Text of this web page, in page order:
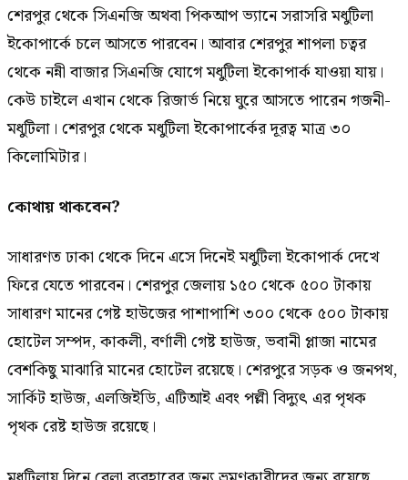
শেরপুর থেকে সিএনজি অথবা পিকআপ ভ্যানে সরাসরি মধুটিলা
ইকোপার্কে চলে আসতে পারবেন। আবার শেরপুর শাপলা চত্বর
থেকে নন্নী বাজার সিএনজি যোগে মধুটিলা ইকোপার্ক যাওয়া যায়।
কেউ চাইলে এখান থেকে রিজার্ভ নিয়ে ঘুরে আসতে পারেন গজনী-
মধুটিলা। শেরপুর থেকে মধুটিলা ইকোপার্কের দূরত্ব মাত্র ৩০
কিলোমিটার।
কোথায় থাকবেন?
সাধারণত ঢাকা থেকে দিনে এসে দিনেই মধুটিলা ইকোপার্ক দেখে
ফিরে যেতে পারবেন। শেরপুর জেলায় ১৫০ থেকে ৫০০ টাকায়
সাধারণ মানের গেষ্ট হাউজের পাশাপাশি ৩০০ থেকে ৫০০ টাকায়
হোটেল সম্পদ, কাকলী, বর্ণালী গেষ্ট হাউজ, ভবানী প্লাজা নামের
বেশকিছু মাঝারি মানের হোটেল রয়েছে। শেরপুরে সড়ক ও জনপথ,
সার্কিট হাউজ, এলজিইডি, এটিআই এবং পল্লী বিদ্যুৎ এর পৃথক
পৃথক রেষ্ট হাউজ রয়েছে।